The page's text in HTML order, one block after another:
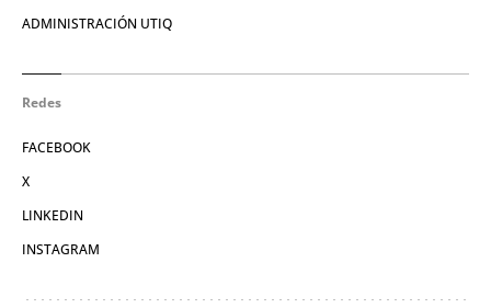
ADMINISTRACIÓN UTIQ
Redes
FACEBOOK
X
LINKEDIN
INSTAGRAM